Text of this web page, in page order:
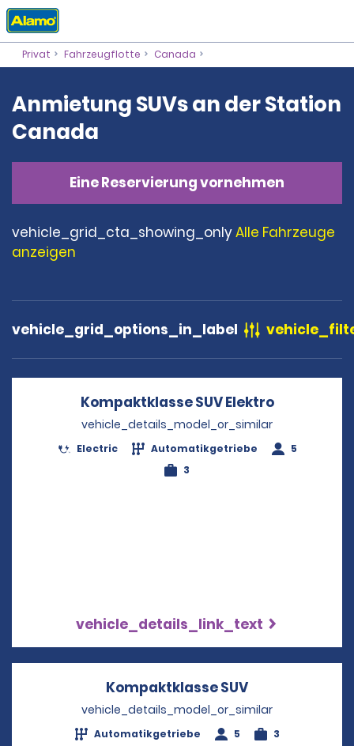
Privat Fahrzeugflotte Canada
Anmietung SUVs an der Station
Canada
Eine Reservierung vornehmen
vehicle_grid_cta_showing_onlyAlle Fahrzeuge
anzeigen
vehicle_grid_options_in_label
Kompaktklasse SUV ElektroOpens in a
vehicle_details_model_or_similar
Electric Automatikgetriebe
5
3
vehicle_details_link_text
Kompaktklasse SUV
vehicle_details_model_or_similar
Automatikgetriebe 5 3